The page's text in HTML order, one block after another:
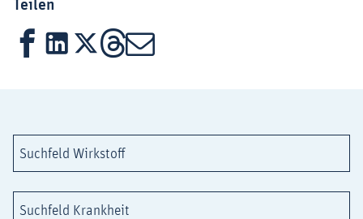
Teilen
FacebookLinkedIn
X Threads
Mail
Suchfeld Wirkstoff
Suchfeld Krankheit